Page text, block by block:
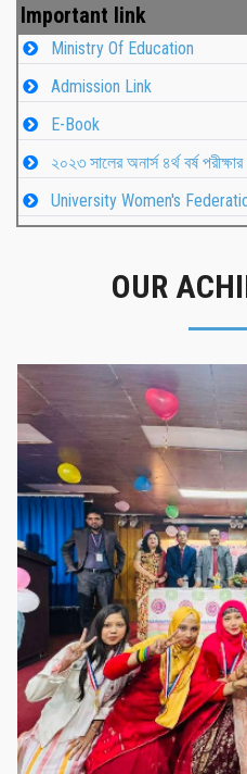
Important link
Ministry Of Education
Admission Link
E-Book
২০২৩ সালের অনার্স ৪র্থ বর্ষ
University Women's
OUR